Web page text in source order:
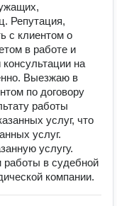
Репутация,
с клиентом о
в работе и
на
Выезжаю в
по договору
работы
услуг, что
услуг.
услугу.
работы в судебной
компании.